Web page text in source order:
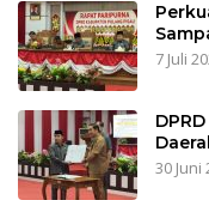
7 Juli
30 Juni